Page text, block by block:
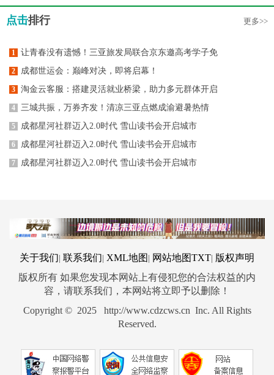
点击排行 更多>>
1 让青春没有遗憾！三亚旅发局联合京东邀高考学子免
2 成都世运会：巅峰对决，即将启幕！
3 淘金云客服：搭建灵活就业桥梁，助力多元群体开启
4 三城共振，万券齐发！清凉三亚点燃成渝避暑热情
5 成都星河社群迈入2.0时代 雪山读书会开启城市
6 成都星河社群迈入2.0时代 雪山读书会开启城市
7 成都星河社群迈入2.0时代 雪山读书会开启城市
关于我们 联系我们 XML地图 网站地图TXT 版权声明
版权所有 如果您发现本网站上有侵犯您的合法权益的内
容，请联系我们，本网站将立即予以删除！
Copyright © 2025 http://www.cdzcws.cn Inc. All Rights
Reserved.